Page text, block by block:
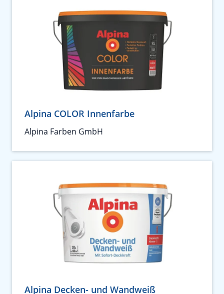
Alpina COLOR Innenfarbe
Alpina Farben GmbH
Alpina Decken- und Wandweiß